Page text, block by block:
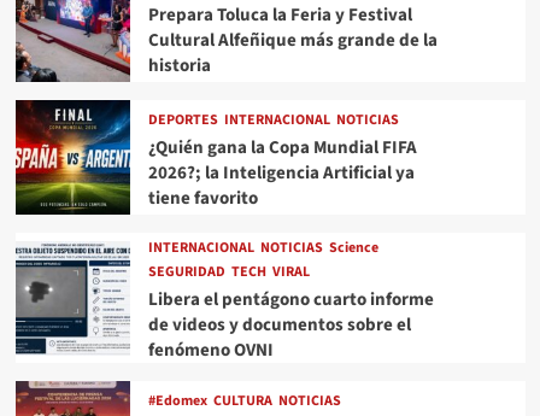
Prepara Toluca la Feria y Festival
Cultural Alfeñique más grande de la
historia
DEPORTES INTERNACIONAL NOTICIAS
¿Quién gana la Copa Mundial FIFA
2026?; la Inteligencia Artificial ya
tiene favorito
INTERNACIONAL NOTICIAS Science
SEGURIDAD TECH VIRAL
Libera el pentágono cuarto informe
de videos y documentos sobre el
fenómeno OVNI
#Edomex CULTURA NOTICIAS